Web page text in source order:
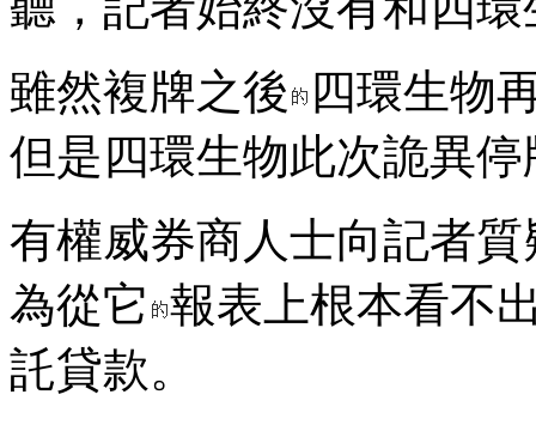
雖然複牌之後
四環生物
但是四環生物此次詭異
有權威券商人士向記者
為從它 報表上根本看不
託貸款。